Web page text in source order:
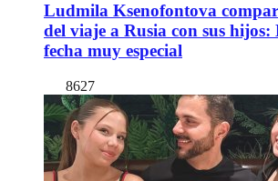
Ludmila Ksenofontova
del viaje a Rusia con sus hijos:
fecha muy especial
8627